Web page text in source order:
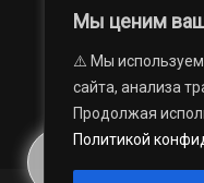
Мы ценим
⚠️ Мы
сайта, анализа
Продолжая
Политикой
Областное
«Губерния».